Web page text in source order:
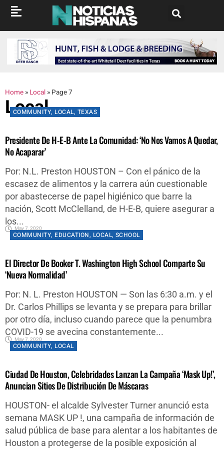
Home » Local » Page 7
Local
COMMUNITY, LOCAL, TEXAS
Presidente De H-E-B Ante La Comunidad: ‘No Nos Vamos A Quedar,
No Acaparar’
Por: N.L. Preston HOUSTON – Con el pánico de la
escasez de alimentos y la carrera aún cuestionable
por abastecerse de papel higiénico que barre la
nación, Scott McClelland, de H-E-B, quiere asegurar a
los...
May 7, 2020
COMMUNITY, EDUCATION, LOCAL, SCHOOL
El Director De Booker T. Washington High School Comparte Su
‘nueva Normalidad’
Por: N. L. Preston HOUSTON — Son las 6:30 a.m. y el
Dr. Carlos Phillips se levanta y se prepara para brillar
por otro día, incluso cuando parece que la penumbra
COVID-19 se avecina constantemente...
May 7, 2020
COMMUNITY, LOCAL
Ciudad De Houston, Celebridades Lanzan La Campaña ‘Mask Up!’,
Anuncian Sitios De Distribución De Máscaras
HOUSTON- el alcalde Sylvester Turner anunció esta
semana MASK UP !, una campaña de información de
salud pública de base para alentar a los habitantes de
Houston a protegerse de la posible exposición al